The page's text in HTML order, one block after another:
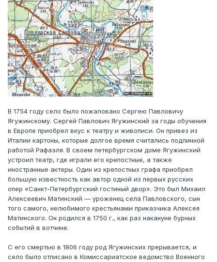
В 1754 году село было пожаловано Сергею Павловичу
Ягужинскому. Сергей Павлович Ягужинский за годы обучения
в Европе приобрел вкус к театру и живописи. Он привез из
Италии картоны, которые долгое время считались подлинной
работой Рафаэля. В своем петербургском доме Ягужинский
устроил театр, где играли его крепостные, а также
иностранные актеры. Один из крепостных графа приобрел
большую известность как автор одной из первых русских
опер «Санкт-Петербургский гостиный двор». Это был Михаил
Алексеевич Матинский — уроженец села Павловского, сын
того самого, нелюбимого крестьянами приказчика Алексея
Матинского. Он родился в 1750 г., как раз накануне бурных
событий в вотчине.
С его смертью в 1806 году род Ягужинских прерывается, и
село было отписано в Комиссариатское ведомство Военного